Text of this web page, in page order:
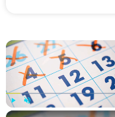
Play Unmute